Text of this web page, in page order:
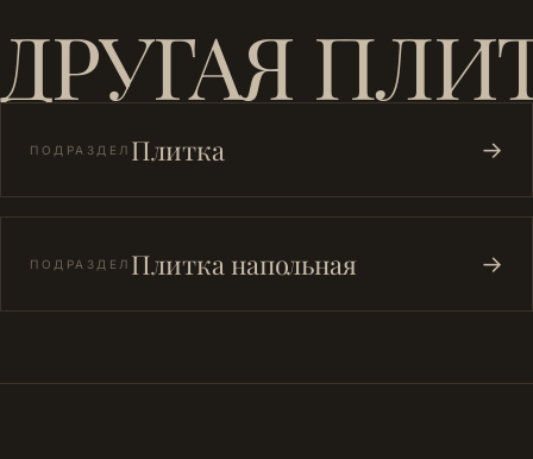
ДРУГАЯ
ПОДРАЗДЕЛ Плитка →
ПОДРАЗДЕЛ Плитка напольная →